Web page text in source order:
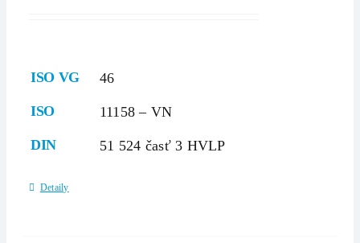
ISO VG 46
ISO 11158 – VN
DIN 51 524 časť 3 HVLP
Detaily